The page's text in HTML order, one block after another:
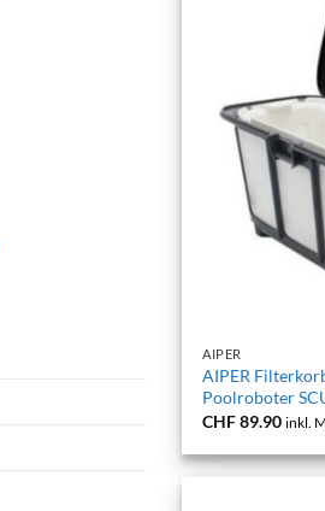
AIPER
AIPER
Poolroboter
CHF89.90 inkl.